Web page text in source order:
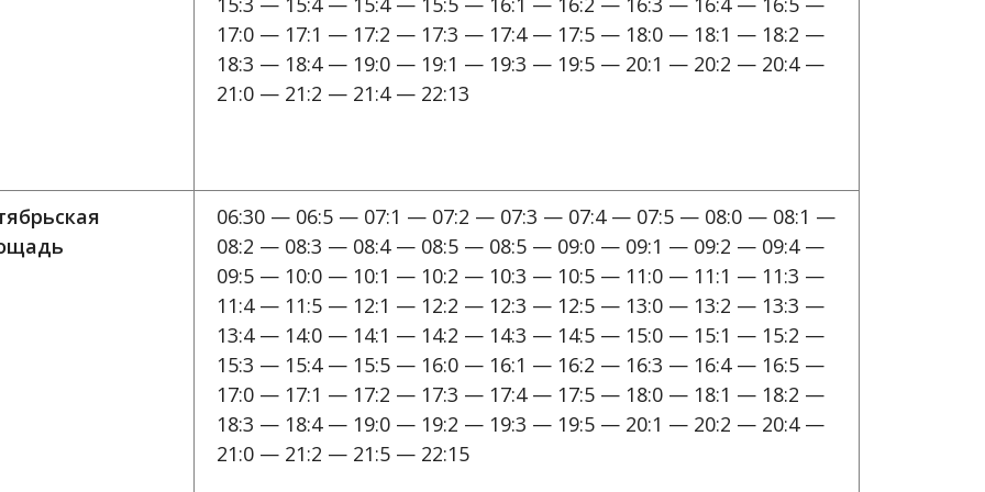
17:0 — 17:1 — 17:2 — 17:3 — 17:4 — 17:5 — 18:0 — 18:1 — 18:2 —
18:3 — 18:4 — 19:0 — 19:1 — 19:3 — 19:5 — 20:1 — 20:2 — 20:4 —
21:0 — 21:2 — 21:4 — 22:13
06:30 — 06:5 — 07:1 — 07:2 — 07:3 — 07:4 — 07:5 — 08:0 — 08:1 —
08:2 — 08:3 — 08:4 — 08:5 — 08:5 — 09:0 — 09:1 — 09:2 — 09:4 —
09:5 — 10:0 — 10:1 — 10:2 — 10:3 — 10:5 — 11:0 — 11:1 — 11:3 —
11:4 — 11:5 — 12:1 — 12:2 — 12:3 — 12:5 — 13:0 — 13:2 — 13:3 —
13:4 — 14:0 — 14:1 — 14:2 — 14:3 — 14:5 — 15:0 — 15:1 — 15:2 —
15:3 — 15:4 — 15:5 — 16:0 — 16:1 — 16:2 — 16:3 — 16:4 — 16:5 —
17:0 — 17:1 — 17:2 — 17:3 — 17:4 — 17:5 — 18:0 — 18:1 — 18:2 —
18:3 — 18:4 — 19:0 — 19:2 — 19:3 — 19:5 — 20:1 — 20:2 — 20:4 —
21:0 — 21:2 — 21:5 — 22:15